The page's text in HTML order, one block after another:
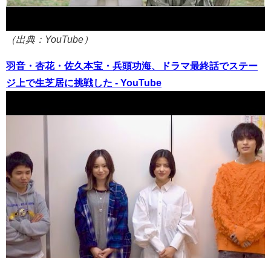
（出典：YouTube）
羽音・杏花・佐久本宝・兵頭功海、ドラマ最終話でステー
ジ上で生芝居に挑戦した - YouTube